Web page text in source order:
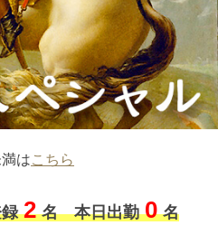
はこちら
2 名 本日出勤 0 名